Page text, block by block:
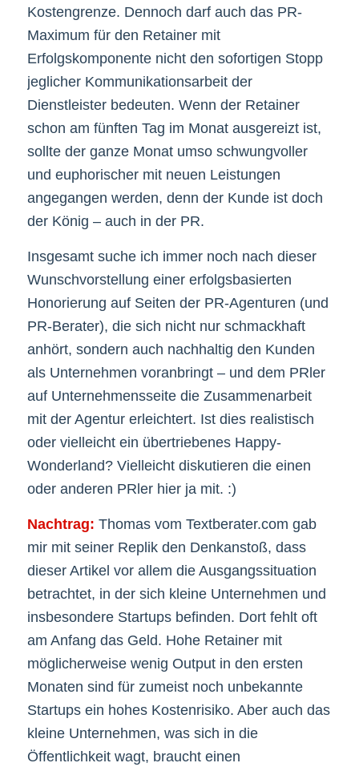
Kostengrenze. Dennoch darf auch das PR-
Maximum für den Retainer mit
Erfolgskomponente nicht den sofortigen Stopp
jeglicher Kommunikationsarbeit der
Dienstleister bedeuten. Wenn der Retainer
schon am fünften Tag im Monat ausgereizt ist,
sollte der ganze Monat umso schwungvoller
und euphorischer mit neuen Leistungen
angegangen werden, denn der Kunde ist doch
der König – auch in der PR.
Insgesamt suche ich immer noch nach dieser
Wunschvorstellung einer erfolgsbasierten
Honorierung auf Seiten der PR-Agenturen (und
PR-Berater), die sich nicht nur schmackhaft
anhört, sondern auch nachhaltig den Kunden
als Unternehmen voranbringt – und dem PRler
auf Unternehmensseite die Zusammenarbeit
mit der Agentur erleichtert. Ist dies realistisch
oder vielleicht ein übertriebenes Happy-
Wonderland? Vielleicht diskutieren die einen
oder anderen PRler hier ja mit. :)
Nachtrag: Thomas vom Textberater.com gab
mir mit seiner Replik den Denkanstoß, dass
dieser Artikel vor allem die Ausgangssituation
betrachtet, in der sich kleine Unternehmen und
insbesondere Startups befinden. Dort fehlt oft
am Anfang das Geld. Hohe Retainer mit
möglicherweise wenig Output in den ersten
Monaten sind für zumeist noch unbekannte
Startups ein hohes Kostenrisiko. Aber auch das
kleine Unternehmen, was sich in die
Öffentlichkeit wagt, braucht einen